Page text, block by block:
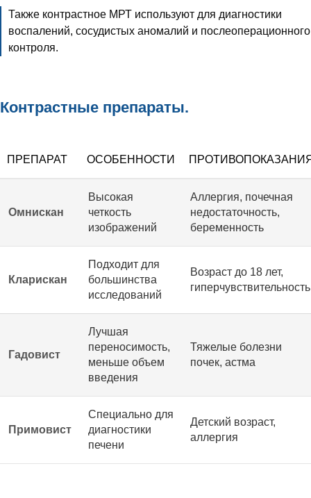
Также контрастное МРТ используют для диагностики
воспалений, сосудистых аномалий и послеоперационного
контроля.
Контрастные препараты.
ПРЕПАРАТ ОСОБЕННОСТИ
Омнискан
Высокая
четкость
изображений
Аллергия, почечная
недостаточность,
беременность
Кларискан
Подходит для
большинства
исследований
Возраст до 18 лет,
гиперчувствительность
Гадовист
Лучшая
переносимость,
меньше объем
введения
Тяжелые болезни
почек, астма
Примовист
Специально для
диагностики
печени
Детский возраст,
аллергия